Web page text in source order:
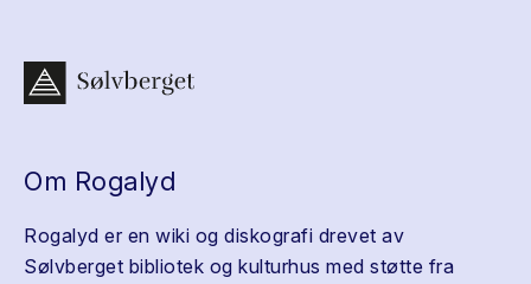
Om Rogalyd
Rogalyd er en wiki og diskografi drevet av
Sølvberget bibliotek og kulturhus med støtte fra